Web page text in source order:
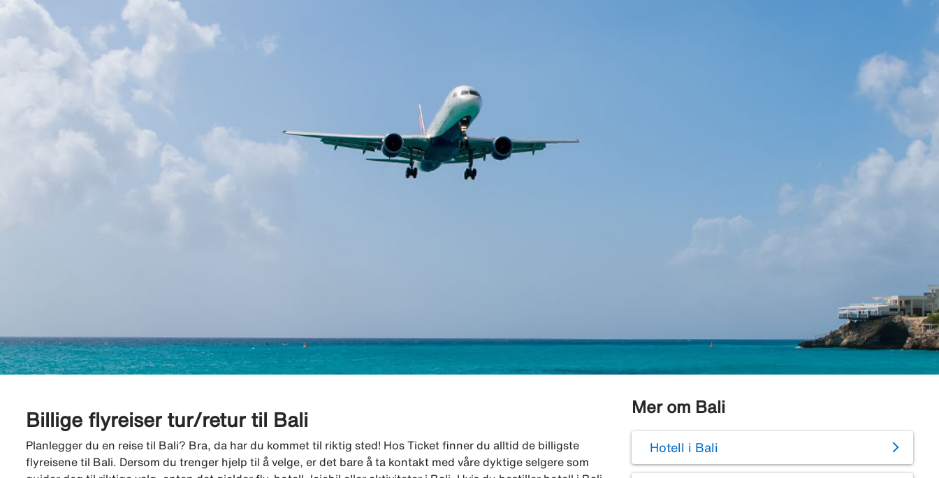
Billige flyreiser tur/retur til Bali
Planlegger du en reise til Bali? Bra, da har du kommet til riktig sted! Hos Ticket finner du alltid de billigste
flyreisene til Bali. Dersom du trenger hjelp til å velge, er det bare å ta kontakt med våre dyktige selgere som
Mer om Bali
Hotell i Bali